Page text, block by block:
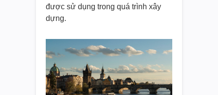
được sử dụng trong quá trình xây
dựng.